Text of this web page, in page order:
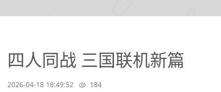
四人同战 三国联机新篇
2026-04-18 18:49:52 184